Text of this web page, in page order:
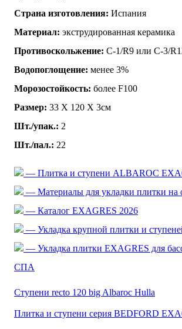
Страна изготовления: Испания
Материал: экструдированная керамика
Противоскольжение: C-1/R9 или C-3/
Водопоглощение: менее 3%
Морозостойкость: более F100
Размер: 33 Х 120 Х 3см
Шт./упак.: 2
Шт./пал.: 22
— Плитка и ступени ALBAROC
— Материалы для укладки плитки на
— Каталог EXAGRES 2026
— Укладка крупной плитки и
— Укладка плитки EXAGRES для
СПА
Ступени recto 120 big Albaroc Hulla
Плитка и ступени серия BEDFORD